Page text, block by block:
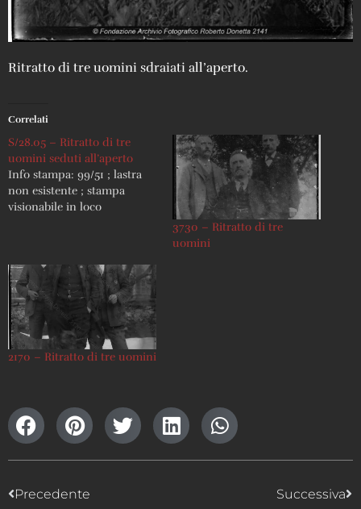
Ritratto di tre uomini sdraiati all’aperto.
Correlati
S/28.05 – Ritratto di tre
uomini seduti all’aperto
Info stampa: 99/51 ; lastra
non esistente ; stampa
visionabile in loco
3730 – Ritratto di tre
uomini
2170 – Ritratto di tre uomini
Precedente Successiva